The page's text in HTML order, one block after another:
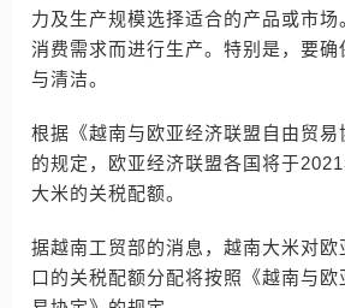
力及生产规模选择适合的产品或市场
消费需求而进行生产。特别是，要确
与清洁。
根据《越南与欧亚经济联盟自由贸易
的规定，欧亚经济联盟各国将于
大米的关税配额。
据越南工贸部的消息，越南大米对欧
口的关税配额分配将按照《越南与欧